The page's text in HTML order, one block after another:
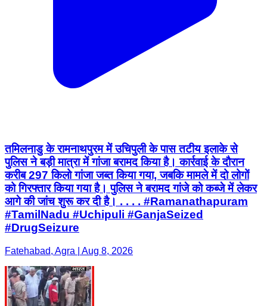
तमिलनाडु के रामनाथपुरम में उचिपुली के पास तटीय इलाके से
पुलिस ने बड़ी मात्रा में गांजा बरामद किया है। कार्रवाई के दौरान
करीब 297 किलो गांजा जब्त किया गया, जबकि मामले में दो लोगों
को गिरफ्तार किया गया है। पुलिस ने बरामद गांजे को कब्जे में लेकर
आगे की जांच शुरू कर दी है। . . . . #Ramanathapuram
#TamilNadu #Uchipuli #GanjaSeized
#DrugSeizure
Fatehabad, Agra | Aug 8, 2026